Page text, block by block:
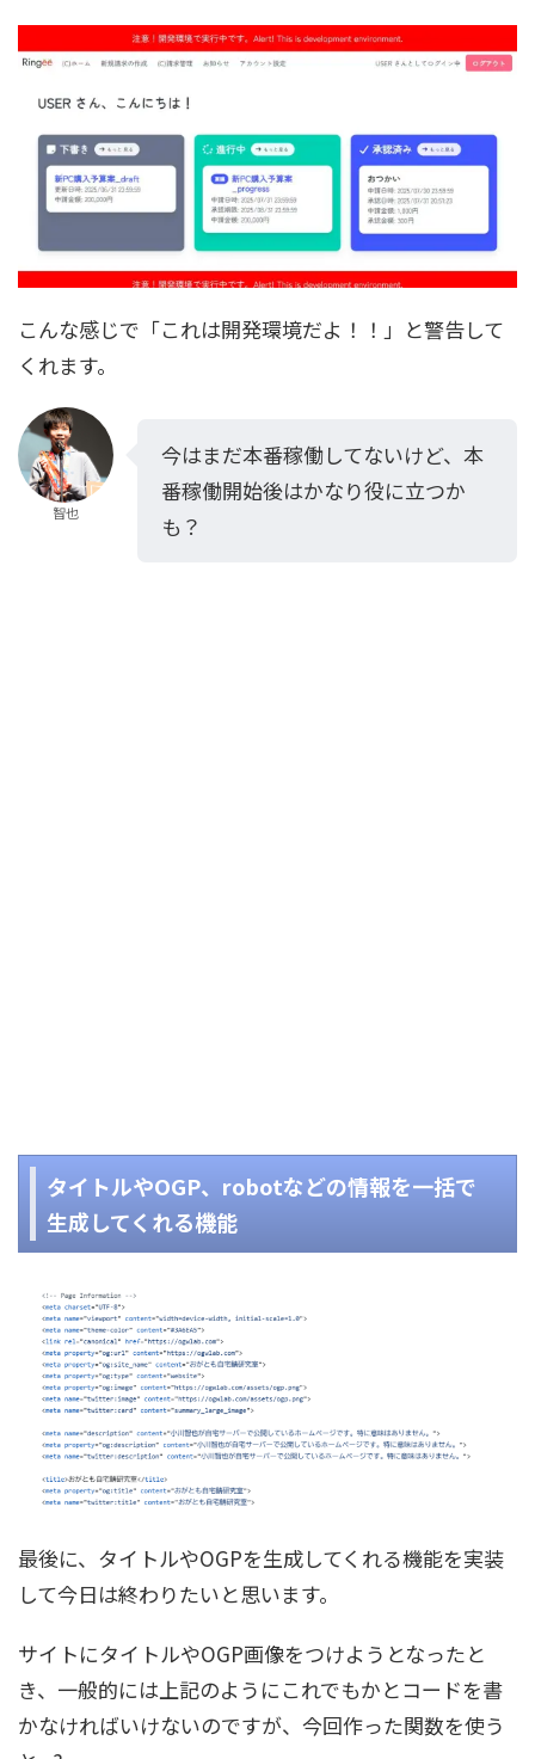
こんな感じで「これは開発環境だよ！！」と警告して
くれます。
智也
今はまだ本番稼働してないけど、本
番稼働開始後はかなり役に立つか
も？
タイトルやOGP、robotなどの情報を一括で
生成してくれる機能
最後に、タイトルやOGPを生成してくれる機能を実装
して今日は終わりたいと思います。
サイトにタイトルやOGP画像をつけようとなったと
き、一般的には上記のようにこれでもかとコードを書
かなければいけないのですが、今回作った関数を使う